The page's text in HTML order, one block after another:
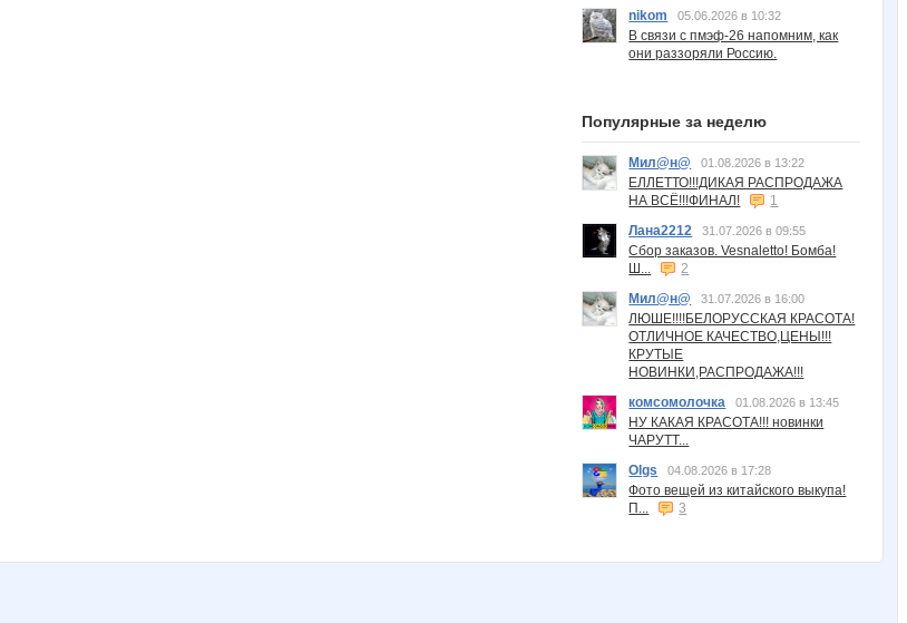
nikom
05.06.2026 в 10:32
В связи с пмэф-26 напомним, как
они раззоряли Россию.
Популярные за неделю
Мил@н@ 01.08.2026 в 13:22
ЕЛЛЕТТО!!!ДИКАЯ РАСПРОДАЖА
НА ВСЁ!!!ФИНАЛ!
1
Лана2212
31.07.2026 в 09:55
Сбор заказов. Vesnaletto! Бомба!
Ш...
2
Мил@н@
31.07.2026 в 16:00
ЛЮШЕ!!!!БЕЛОРУССКАЯ КРАСОТА!
ОТЛИЧНОЕ КАЧЕСТВО,ЦЕНЫ!!!
КРУТЫЕ
НОВИНКИ,РАСПРОДАЖА!!!
комсомолочка
01.08.2026 в 13:45
НУ КАКАЯ КРАСОТА!!! новинки
ЧАРУТТ...
Olgs
04.08.2026 в 17:28
Фото вещей из китайского выкупа!
П...
3